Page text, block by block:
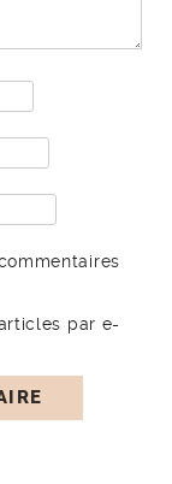
par e-